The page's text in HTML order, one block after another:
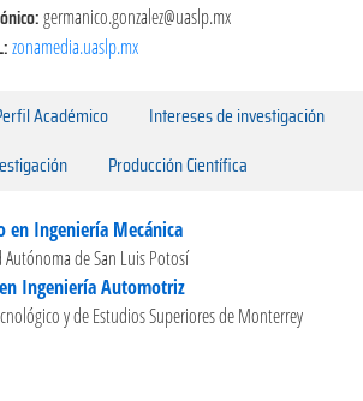
germanico.gonzalez@uaslp.mx
zonamedia.uaslp.mx
Académico
Intereses de investigación
Producción Científica
en Ingeniería Mecánica
Autónoma de San Luis Potosí
Ingeniería Automotriz
y de Estudios Superiores de Monterrey